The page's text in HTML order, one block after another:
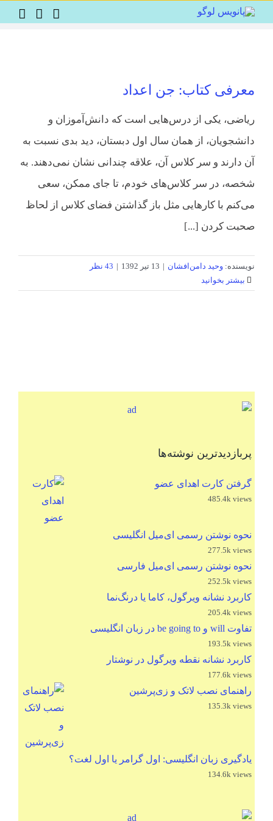
to
معرفی کتاب: جن اعداد
ریاضی، یکی از درس‌هایی است که دانش‌آموزان و
دانشجویان، از همان سال اول دبستان، دید بدی نسبت به
آن دارند و سر کلاس آن، علاقه چندانی نشان نمی‌دهند. به
شخصه، در سر کلاس‌های خودم، تا جای ممکن، سعی
می‌کنم با کارهایی مثل باز گذاشتن فضای کلاس از لحاظ
صحبت کردن [...]
نویسنده: وحید دامن‌افشان | 13 تیر 1392 | 43 نظر
بیشتر بخوانید
پربازدیدترین نوشته‌ها
گرفتن کارت اهدای عضو
485.4k views
نحوه نوشتن رسمی ای‌میل انگلیسی
277.5k views
نحوه نوشتن رسمی ای‌میل فارسی
252.5k views
کاربرد نشانه ویرگول، کاما یا درنگ‌نما
205.4k views
تفاوت will و be going to در زبان انگلیسی
193.5k views
کاربرد نشانه نقطه ویرگول در نوشتار
177.6k views
راهنمای نصب لاتک و زی‌پرشین
135.3k views
یادگیری زبان انگلیسی: اول گرامر یا اول لغت؟
134.6k views